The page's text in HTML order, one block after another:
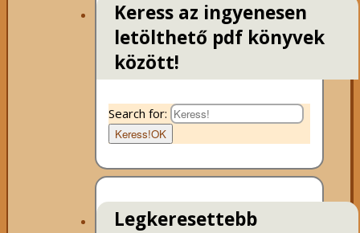
Keress az ingyenesen
letölthető pdf könyvek
között!
Search for:
Keress!OK
Legkeresettebb